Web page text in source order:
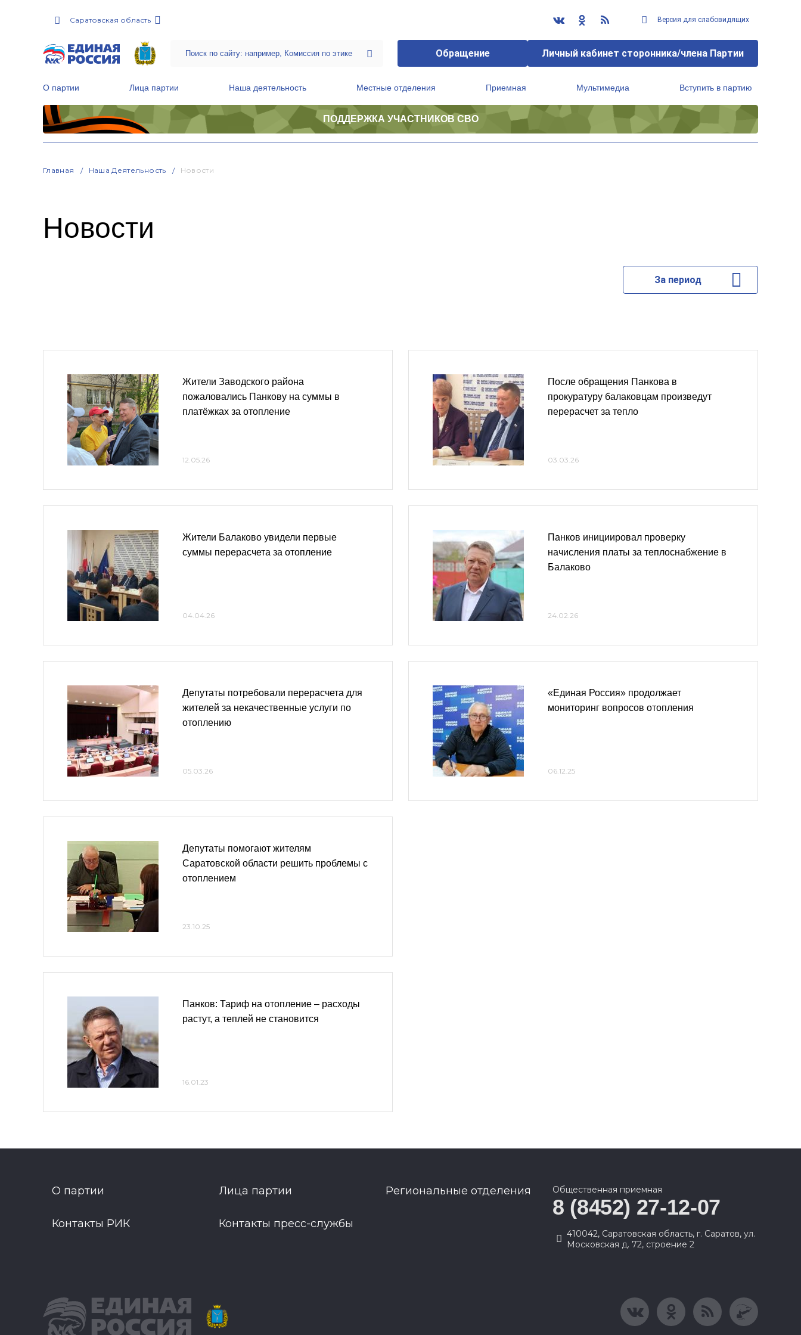
Саратовская область Версия для слабовидящих
Обращение Личный кабинет сторонника/члена Партии
О партии Лица партии Наша деятельность Местные отделения Приемная Мультимедиа Вступить в партию
ПОДДЕРЖКА УЧАСТНИКОВ СВО
Главная Наша Деятельность Новости
Новости
За период
Жители Заводского района
пожаловались Панкову на суммы в
платёжках за отопление
12.05.26
Жители Балаково увидели первые
суммы перерасчета за отопление
04.04.26
Депутаты потребовали перерасчета для
жителей за некачественные услуги по
отоплению
05.03.26
После обращения Панкова в
прокуратуру балаковцам произведут
перерасчет за тепло
03.03.26
Панков инициировал проверку
начисления платы за теплоснабжение в
Балаково
24.02.26
«Единая Россия» продолжает
мониторинг вопросов отопления
06.12.25
Депутаты помогают жителям
Саратовской области решить проблемы с
отоплением
23.10.25
Панков: Тариф на отопление – расходы
растут, а теплей не становится
16.01.23
О партии Лица партии Региональные отделения
Контакты РИК Контакты пресс-службы
Общественная приемная
8 (8452) 27-12-07
410042, Саратовская область, г. Саратов, ул.
Московская д. 72, строение 2